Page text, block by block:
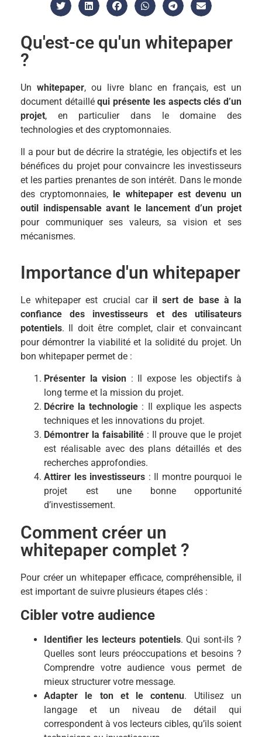
Qu'est-ce qu'un whitepaper
?
Un whitepaper, ou livre blanc en français, est un
document détailléqui présente les aspects clés d’un
projet, en particulier dans le domaine des
technologies et des cryptomonnaies.
Il a pour but de décrire la stratégie, les objectifs et les
bénéfices du projet pour convaincre les investisseurs
et les parties prenantes de son intérêt. Dans le monde
des cryptomonnaies,
le whitepaper est devenu un
outil indispensable avant le lancement d’un projet
pour communiquer ses valeurs, sa vision et ses
mécanismes.
Importance d'un whitepaper
Le whitepaper est crucial caril sert de base à la
confiance des investisseurs et des utilisateurs
potentiels. Il doit être complet, clair et convaincant
pour démontrer la viabilité et la solidité du projet. Un
bon whitepaper permet de :
Présenter la vision : Il expose les objectifs à
long terme et la mission du projet.
Décrire la technologie : Il explique les aspects
techniques et les innovations du projet.
Démontrer la faisabilité: Il prouve que le projet
est réalisable avec des plans détaillés et des
recherches approfondies.
Attirer les investisseurs : Il montre pourquoi le
projet est une bonne opportunité
d’investissement.
Comment créer un
whitepaper complet ?
Pour créer un whitepaper efficace, compréhensible, il
est important de suivre plusieurs étapes clés :
Cibler votre audience
Identifier les lecteurs potentiels. Qui sont-ils ?
Quelles sont leurs préoccupations et besoins ?
Comprendre votre audience vous permet de
mieux structurer votre message.
Adapter le ton et le contenu. Utilisez un
langage et un niveau de détail qui
correspondent à vos lecteurs cibles, qu’ils soient